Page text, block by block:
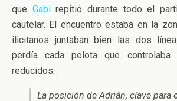
que Gabirepitió durante todo el
cautelar. El encuentro estaba en la
ilicitanos juntaban bien las dos
perdía cada pelota que
reducidos.
La posición de Adrián, clave para